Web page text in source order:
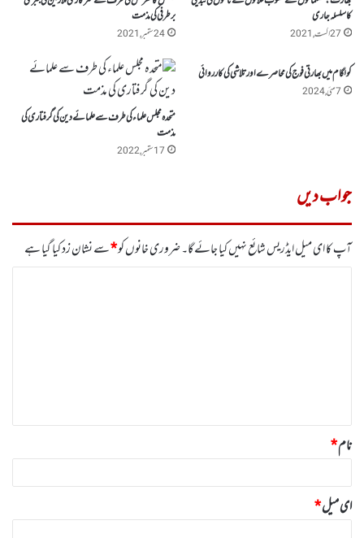
کاسلسلہ جاری
27 اگست, 2021
برطرفی کی مذمت
24 ستمبر, 2021
کولگام میں بھارتی فوج کی محاصرے اورتلاشی کی کارروائی
7 مئی, 2024
متحدہ مجلس علماء کی طرف سے علمائے دین کی گرفتاری کی
مذمت
17 ستمبر, 2022
جواب دیں
آپ کا ای میل ایڈریس شائع نہیں کیا جائے گا۔ضروری خانوں کو*سے نشان زد کیا گیا ہے
نام*
ای میل*